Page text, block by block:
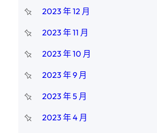
2023 年 12 月
2023 年 11 月
2023 年 10 月
2023 年 9 月
2023 年 5 月
2023 年 4 月